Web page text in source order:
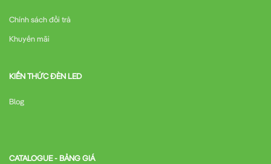
Chính sách đổi trả
Khuyến mãi
KIẾN THỨC ĐÈN LED
Blog
CATALOGUE - BẢNG GIÁ